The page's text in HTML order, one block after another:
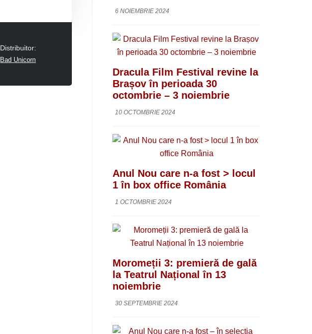
Distribuitor:
Bad Unicorn
6 NOIEMBRIE 2024
Dracula Film Festival revine la
Brașov în perioada 30
octombrie – 3 noiembrie
10 OCTOMBRIE 2024
Anul Nou care n-a fost > locul
1 în box office România
1 OCTOMBRIE 2024
Moromeții 3: premieră de gală
la Teatrul Național în 13
noiembrie
30 SEPTEMBRIE 2024